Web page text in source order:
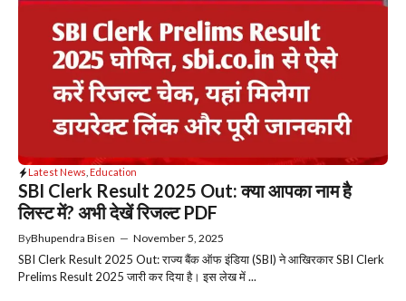
Latest News Education
SBI Clerk Result 2025 Out: क्या आपका नाम है
लिस्ट में? अभी देखें रिजल्ट PDF
ByBhupendra Bisen — November 5, 2025
SBI Clerk Result 2025 Out: राज्य बैंक ऑफ इंडिया (SBI) ने आखिरकार SBI Clerk
Prelims Result 2025 जारी कर दिया है। इस लेख में ...